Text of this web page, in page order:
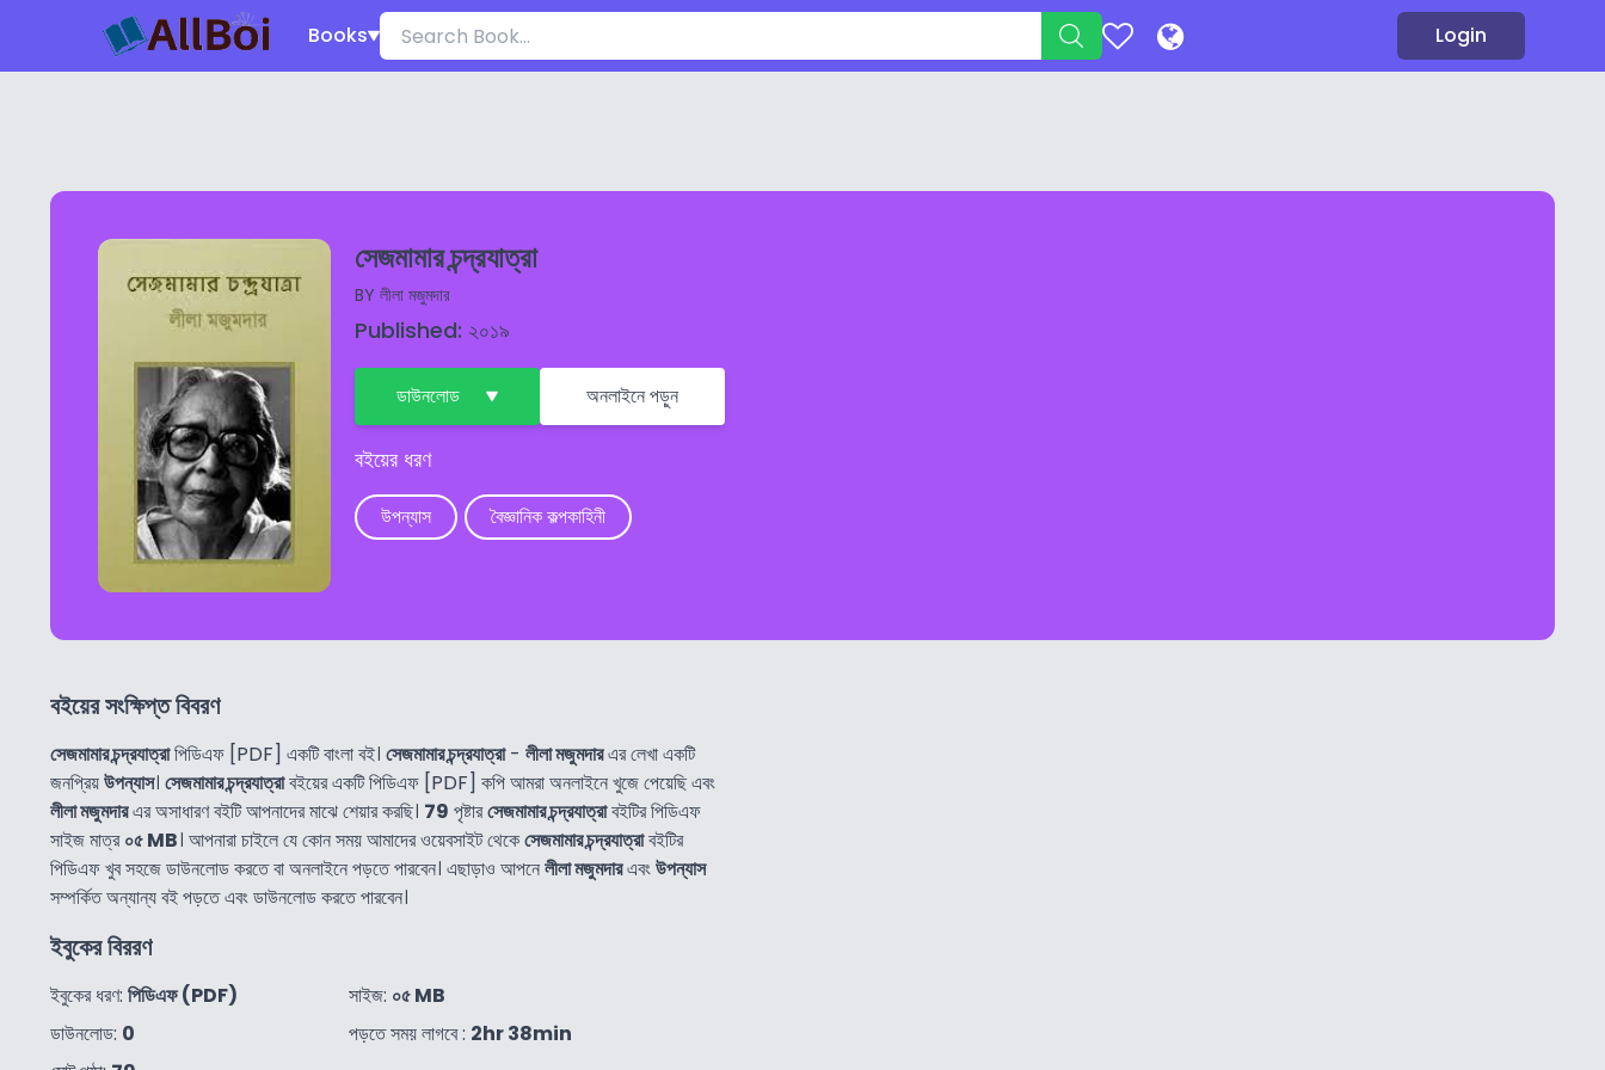
Books Login
সেজমামার চন্দ্রযাত্রা
BY লীলা মজুমদার
Published: ২০১৯
ডাউনলোড অনলাইনে পড়ুন
বইয়ের ধরণ
উপন্যাস বৈজ্ঞানিক কল্পকাহিনী
বইয়ের সংক্ষিপ্ত বিবরণ
সেজমামার চন্দ্রযাত্রাপিডিএফ [PDF] একটি বাংলা বই। সেজমামার চন্দ্রযাত্রা- লীলা মজুমদারএর লেখা একটি
জনপ্রিয়উপন্যাস। সেজমামার চন্দ্রযাত্রাবইয়ের একটি পিডিএফ [PDF] কপি আমরা অনলাইনে খুজে পেয়েছি এবং
লীলা মজুমদারএর অসাধারণ বইটি আপনাদের মাঝে শেয়ার করছি। 79 পৃষ্টারসেজমামার চন্দ্রযাত্রাবইটির পিডিএফ
সাইজ মাত্র০৫ MB। আপনারা চাইলে যে কোন সময় আমাদের ওয়েবসাইট থেকেসেজমামার চন্দ্রযাত্রাবইটির
পিডিএফ খুব সহজে ডাউনলোড করতে বা অনলাইনে পড়তে পারবেন। এছাড়াও আপনেলীলা মজুমদারএবংউপন্যাস
সম্পর্কিত অন্যান্য বই পড়তে এবং ডাউনলোড করতে পারবেন।
ইবুকের বিররণ
ইবুকের ধরণ: পিডিএফ (PDF)
ডাউনলোড: 0
সাইজ: ০৫ MB
পড়তে সময় লাগবে : 2hr 38min